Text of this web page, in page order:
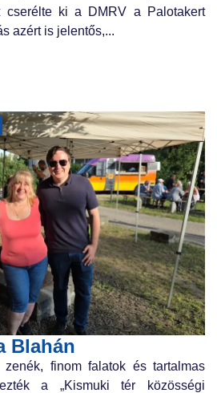
cserélte ki a DMRV a Palotakert
azért is jelentős,...
Blahán
finom falatok és tartalmas
a „Kismuki tér közösségi